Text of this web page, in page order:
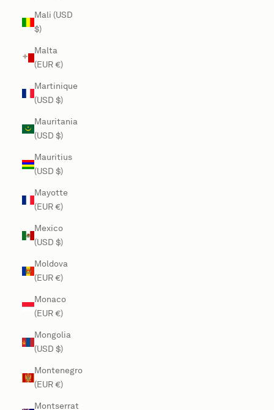
Mali (USD
$)
Malta
(EUR €)
Martinique
(USD $)
Mauritania
(USD $)
Mauritius
(USD $)
Mayotte
(EUR €)
Mexico
(USD $)
Moldova
(EUR €)
Monaco
(EUR €)
Mongolia
(USD $)
Montenegro
(EUR €)
Montserrat